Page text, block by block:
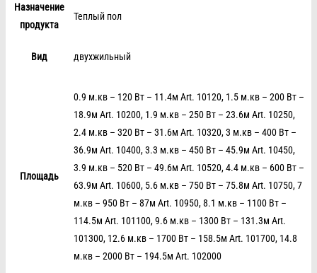
Назначение
продукта
Теплый пол
Вид двухжильный
Площадь
0.9 м.кв – 120 Вт – 11.4м Art. 10120, 1.5 м.кв – 200 Вт –
18.9м Art. 10200, 1.9 м.кв – 250 Вт – 23.6м Art. 10250,
2.4 м.кв – 320 Вт – 31.6м Art. 10320, 3 м.кв – 400 Вт –
36.9м Art. 10400, 3.3 м.кв – 450 Вт – 45.9м Art. 10450,
3.9 м.кв – 520 Вт – 49.6м Art. 10520, 4.4 м.кв – 600 Вт –
63.9м Art. 10600, 5.6 м.кв – 750 Вт – 75.8м Art. 10750, 7
м.кв – 950 Вт – 87м Art. 10950, 8.1 м.кв – 1100 Вт –
114.5м Art. 101100, 9.6 м.кв – 1300 Вт – 131.3м Art.
101300, 12.6 м.кв – 1700 Вт – 158.5м Art. 101700, 14.8
м.кв – 2000 Вт – 194.5м Art. 102000